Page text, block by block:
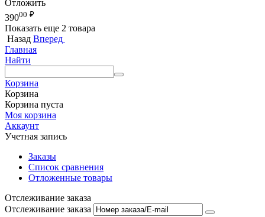
Отложить
39000 ₽
Показать еще 2 товара
Назад Вперед
Главная
Найти
Корзина
Корзина
Корзина пуста
Моя корзина
Аккаунт
Учетная запись
Заказы
Список сравнения
Отложенные товары
Отслеживание заказа
Отслеживание заказа